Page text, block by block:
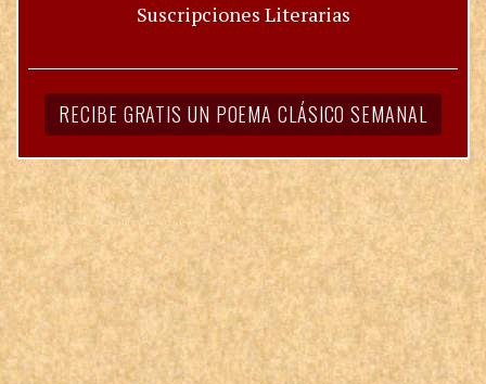
Suscripciones Literarias
RECIBE GRATIS UN POEMA CLÁSICO SEMANAL